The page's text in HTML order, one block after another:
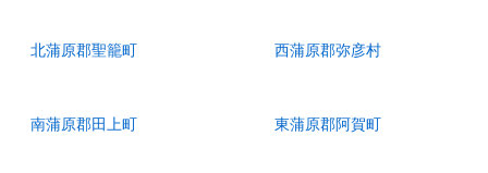
北蒲原郡聖籠町 西蒲原郡弥彦村
南蒲原郡田上町 東蒲原郡阿賀町